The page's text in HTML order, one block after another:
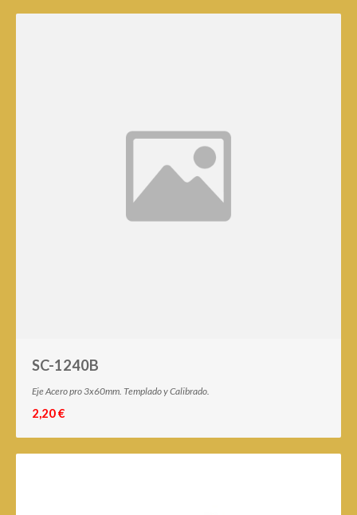
SC-1240B
Eje Acero pro 3x60mm. Templado y Calibrado.
2,20 €